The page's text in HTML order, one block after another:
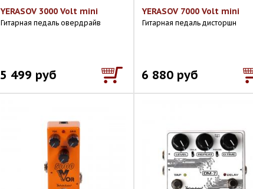
YERASOV 3000 Volt mini
Гитарная педаль овердрайв
5 499 руб
YERASOV 7000 Volt mini
Гитарная педаль дисторшн
6 880 руб